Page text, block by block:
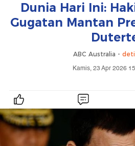
Dunia Hari Ini:
Gugatan Mantan
ABC Australia -
Kamis, 23 Apr 2026